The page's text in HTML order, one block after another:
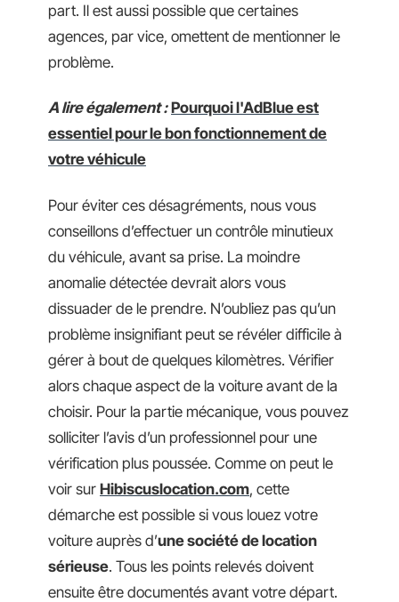
part. Il est aussi possible que certaines
agences, par vice, omettent de mentionner le
problème.
A lire également : Pourquoi l'AdBlue est
essentiel pour le bon fonctionnement de
votre véhicule
Pour éviter ces désagréments, nous vous
conseillons d’effectuer un contrôle minutieux
du véhicule, avant sa prise. La moindre
anomalie détectée devrait alors vous
dissuader de le prendre. N’oubliez pas qu’un
problème insignifiant peut se révéler difficile à
gérer à bout de quelques kilomètres. Vérifier
alors chaque aspect de la voiture avant de la
choisir. Pour la partie mécanique, vous pouvez
solliciter l’avis d’un professionnel pour une
vérification plus poussée. Comme on peut le
voir sur Hibiscuslocation.com, cette
démarche est possible si vous louez votre
voiture auprès d’une société de location
sérieuse. Tous les points relevés doivent
ensuite être documentés avant votre départ.